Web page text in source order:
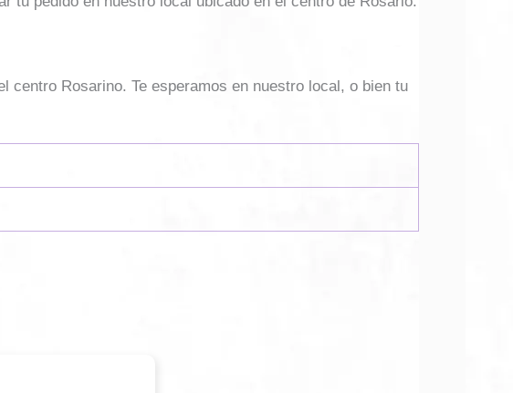
Rosarino. Te esperamos en nuestro local, o bien tu